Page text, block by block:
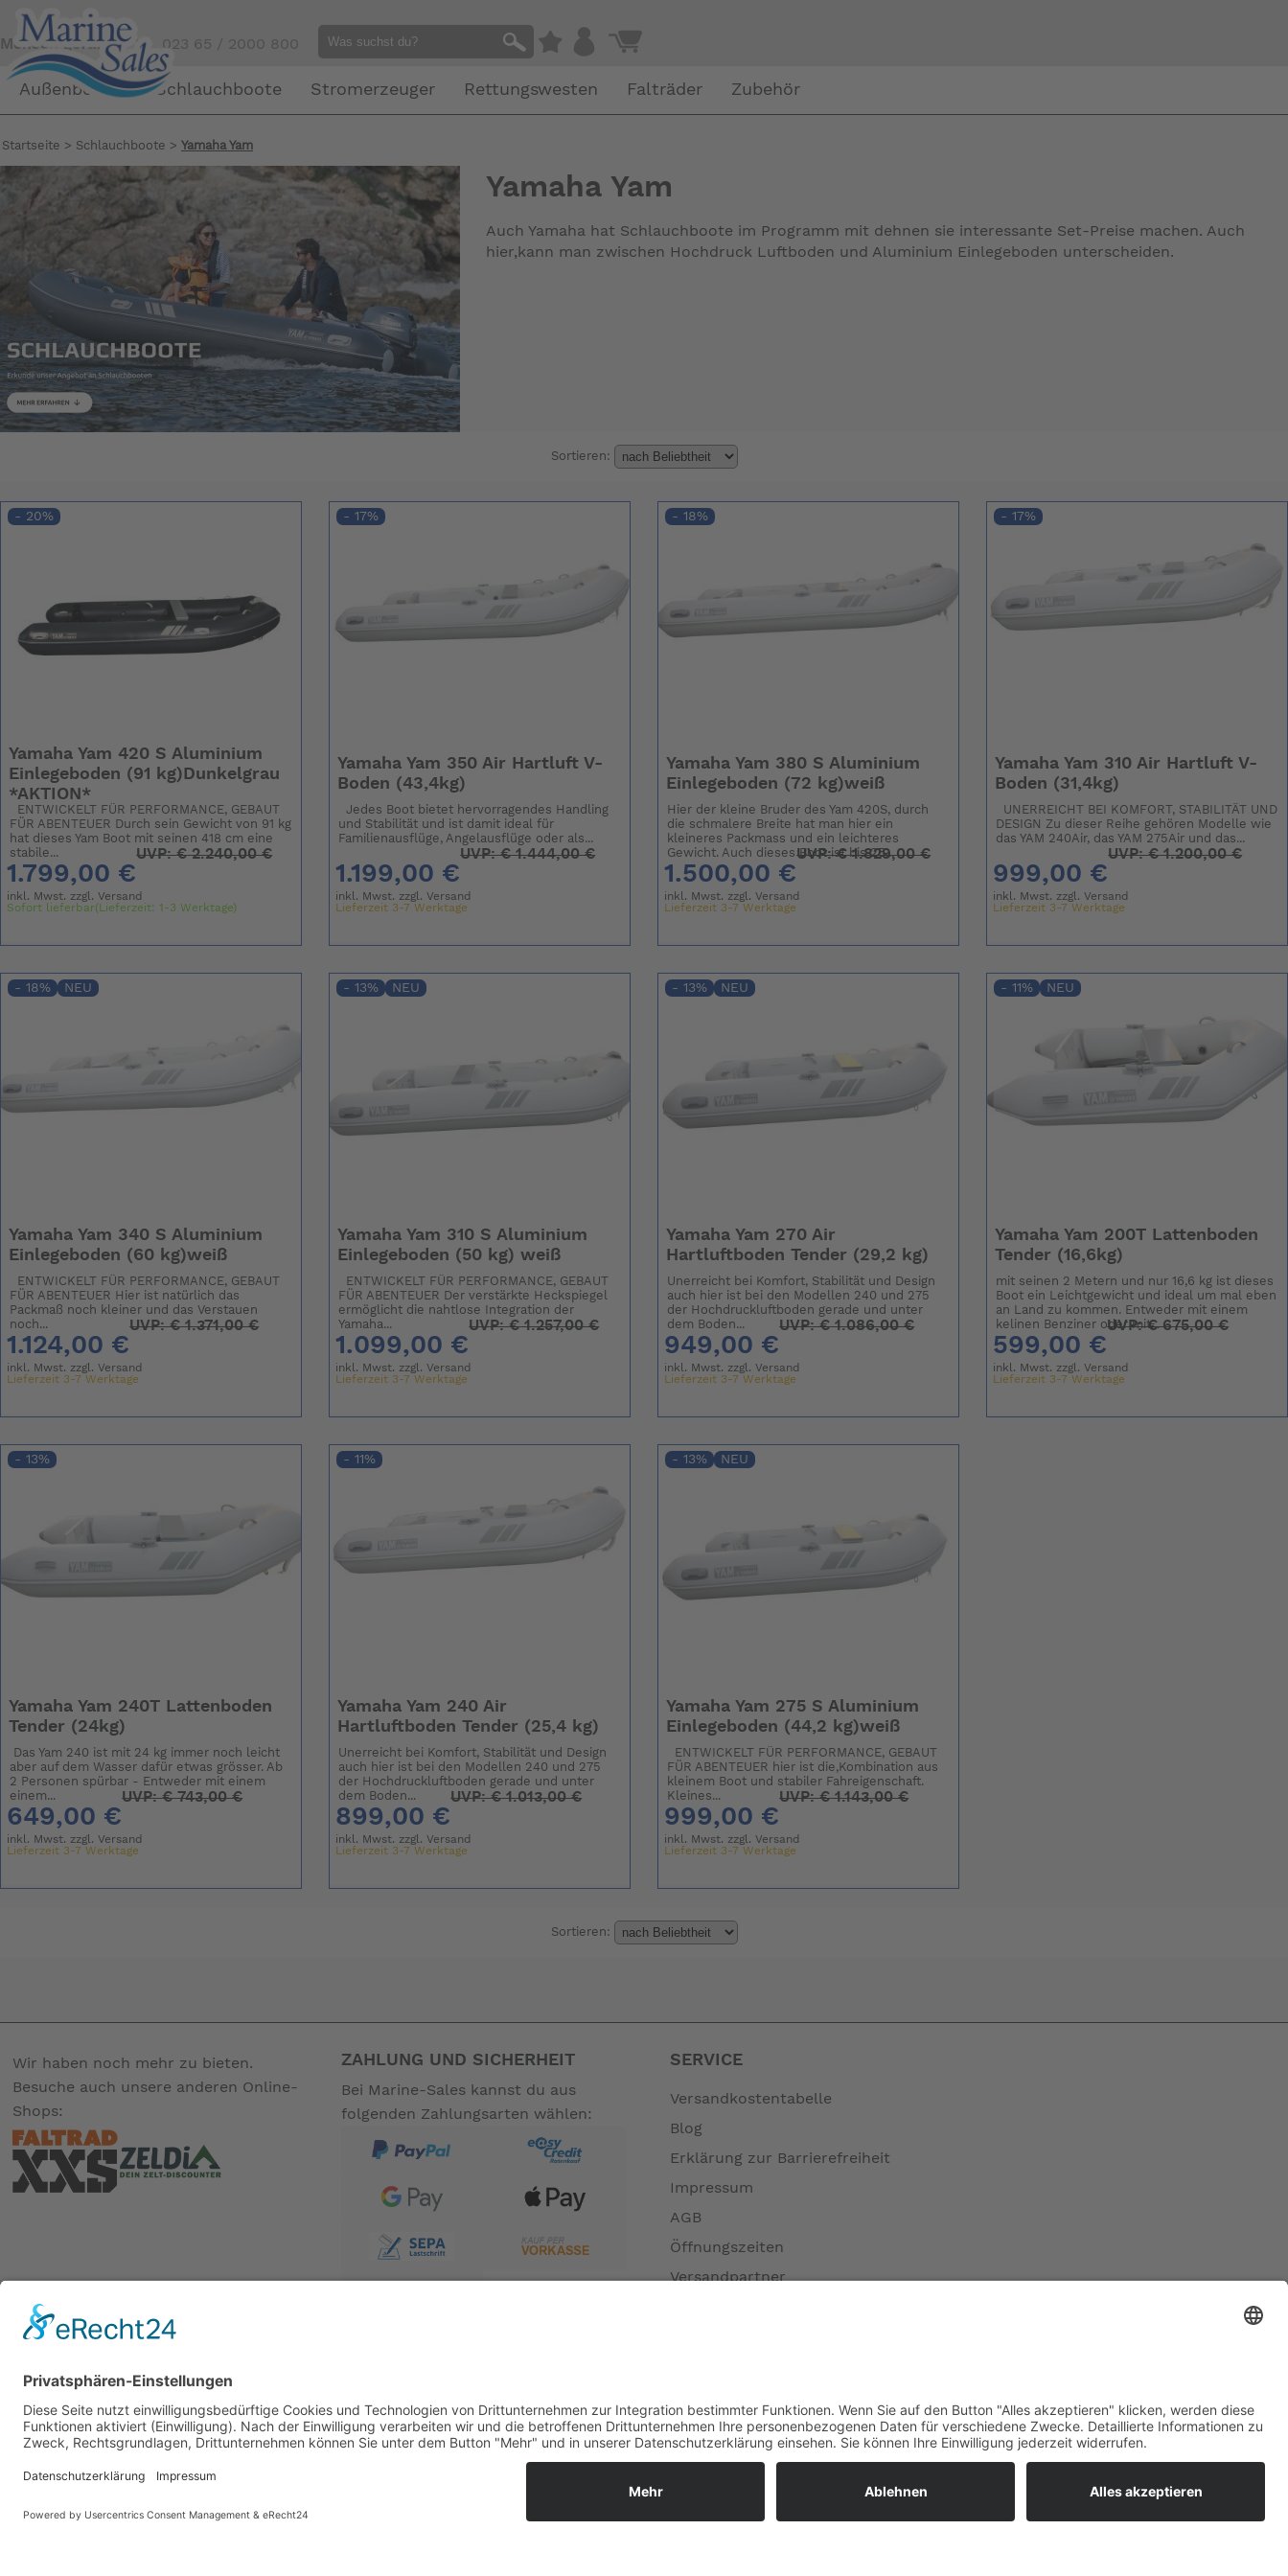
Mensch gefällig?Tel. 023 65 / 2000 800
Außenborder Schlauchboote Stromerzeuger Rettungswesten Falträder Zubehör
Startseite > Schlauchboote > Yamaha Yam
Yamaha Yam
Auch Yamaha hat Schlauchboote im Programm mit dehnen sie interessante Set-Preise machen. Auch
hier,kann man zwischen Hochdruck Luftboden und Aluminium Einlegeboden unterscheiden.
Sortieren:
- 20%
Yamaha Yam 420 S Aluminium
Einlegeboden (91 kg)Dunkelgrau
*AKTION*
ENTWICKELT FÜR PERFORMANCE, GEBAUT
FÜR ABENTEUER Durch sein Gewicht von 91 kg
hat dieses Yam Boot mit seinen 418 cm eine
stabile...
1.799,00 €
UVP:€2.240,00 €
inkl. Mwst. zzgl.Versand
Sofort lieferbar(Lieferzeit: 1-3 Werktage)
- 17%
Yamaha Yam 350 Air Hartluft V-
Boden (43,4kg)
Jedes Boot bietet hervorragendes Handling
und Stabilität und ist damit ideal für
Familienausflüge, Angelausflüge oder als...
1.199,00 €
UVP:€1.444,00 €
inkl. Mwst. zzgl.Versand
Lieferzeit 3-7 Werktage
- 18%
Yamaha Yam 380 S Aluminium
Einlegeboden (72 kg)weiß
Hier der kleine Bruder des Yam 420S, durch
die schmalere Breite hat man hier ein
kleineres Packmass und ein leichteres
Gewicht. Auch dieses Boot ist bis 25...
1.500,00 €
UVP:€1.829,00 €
inkl. Mwst. zzgl.Versand
Lieferzeit 3-7 Werktage
- 17%
Yamaha Yam 310 Air Hartluft V-
Boden (31,4kg)
UNERREICHT BEI KOMFORT, STABILITÄT UND
DESIGN Zu dieser Reihe gehören Modelle wie
das YAM 240Air, das YAM 275Air und das...
999,00 €
UVP:€1.200,00 €
inkl. Mwst. zzgl.Versand
Lieferzeit 3-7 Werktage
- 18% NEU
Yamaha Yam 340 S Aluminium
Einlegeboden (60 kg)weiß
ENTWICKELT FÜR PERFORMANCE, GEBAUT
FÜR ABENTEUER Hier ist natürlich das
Packmaß noch kleiner und das Verstauen
noch...
1.124,00 €
UVP:€1.371,00 €
inkl. Mwst. zzgl.Versand
Lieferzeit 3-7 Werktage
- 13% NEU
Yamaha Yam 310 S Aluminium
Einlegeboden (50 kg) weiß
ENTWICKELT FÜR PERFORMANCE, GEBAUT
FÜR ABENTEUER Der verstärkte Heckspiegel
ermöglicht die nahtlose Integration der
Yamaha...
1.099,00 €
UVP:€1.257,00 €
inkl. Mwst. zzgl.Versand
Lieferzeit 3-7 Werktage
- 13% NEU
Yamaha Yam 270 Air
Hartluftboden Tender (29,2 kg)
Unerreicht bei Komfort, Stabilität und Design
auch hier ist bei den Modellen 240 und 275
der Hochdruckluftboden gerade und unter
dem Boden...
949,00 €
UVP:€1.086,00 €
inkl. Mwst. zzgl.Versand
Lieferzeit 3-7 Werktage
- 11% NEU
Yamaha Yam 200T Lattenboden
Tender (16,6kg)
mit seinen 2 Metern und nur 16,6 kg ist dieses
Boot ein Leichtgewicht und ideal um mal eben
an Land zu kommen. Entweder mit einem
kelinen Benziner oder mit...
599,00 €
UVP:€675,00 €
inkl. Mwst. zzgl.Versand
Lieferzeit 3-7 Werktage
- 13%
Yamaha Yam 240T Lattenboden
Tender (24kg)
Das Yam 240 ist mit 24 kg immer noch leicht
aber auf dem Wasser dafür etwas grösser. Ab
2 Personen spürbar - Entweder mit einem
einem...
649,00 €
UVP:€743,00 €
inkl. Mwst. zzgl.Versand
Lieferzeit 3-7 Werktage
- 11%
Yamaha Yam 240 Air
Hartluftboden Tender (25,4 kg)
Unerreicht bei Komfort, Stabilität und Design
auch hier ist bei den Modellen 240 und 275
der Hochdruckluftboden gerade und unter
dem Boden...
899,00 €
UVP:€1.013,00 €
inkl. Mwst. zzgl.Versand
Lieferzeit 3-7 Werktage
- 13% NEU
Yamaha Yam 275 S Aluminium
Einlegeboden (44,2 kg)weiß
ENTWICKELT FÜR PERFORMANCE, GEBAUT
FÜR ABENTEUER hier ist die,Kombination aus
kleinem Boot und stabiler Fahreigenschaft.
Kleines...
999,00 €
UVP:€1.143,00 €
inkl. Mwst. zzgl.Versand
Lieferzeit 3-7 Werktage
Sortieren:
Wir haben noch mehr zu bieten.
Besuche auch unsere anderen Online-
Shops:
PARTNER
ZAHLUNG UND SICHERHEIT
Bei Marine-Sales kannst du aus
folgenden Zahlungsarten wählen:
SERVICE
Versandkostentabelle
Blog
Erklärung zur Barrierefreiheit
Impressum
AGB
Öffnungszeiten
Versandpartner
Widerrufsrecht MS
Widerrufsrecht bei Reparatur
Widerrufsrecht bei Dienstleistungen